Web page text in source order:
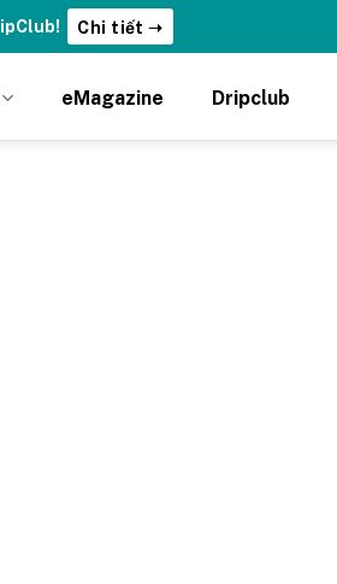
Chi tiết ➝
eMagazine Dripclub